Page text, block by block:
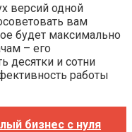
версий одной
вам
будет максимально
– его
десятки и сотни
работы
бизнес с нуля